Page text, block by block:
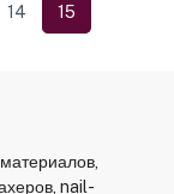
14 15
nail-